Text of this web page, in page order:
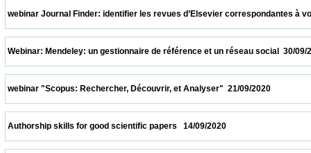
webinar Journal Finder: identifier les revues d’Elsevier
Webinar: Mendeley: un gestionnaire de référence et un réseau
webinar "Scopus: Rechercher, Découvrir, et Analyser"  21/09/
Authorship skills for good scientific papers   14/09/2020